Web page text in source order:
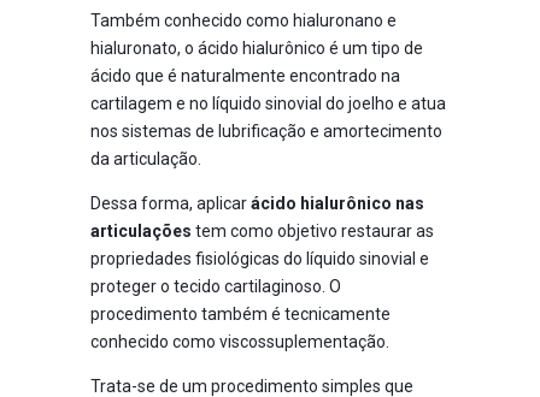
Também conhecido como hialuronano e
hialuronato, o ácido hialurônico é um tipo de
ácido que é naturalmente encontrado na
cartilagem e no líquido sinovial do joelho e atua
nos sistemas de lubrificação e amortecimento
da articulação.
Dessa forma, aplicarácido hialurônico nas
articulações tem como objetivo restaurar as
propriedades fisiológicas do líquido sinovial e
proteger o tecido cartilaginoso. O
procedimento também é tecnicamente
conhecido como viscossuplementação.
Trata-se de um procedimento simples que